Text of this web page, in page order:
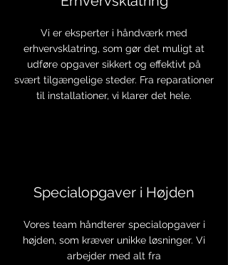
Vi er eksperter i håndværk med
erhvervsklatring, som gør det muligt at
udføre opgaver sikkert og effektivt på
svært tilgængelige steder. Fra reparationer
til installationer, vi klarer det hele.
Specialopgaver i Højden
Vores team håndterer specialopgaver i
højden, som kræver unikke løsninger. Vi
arbejder med alt fra